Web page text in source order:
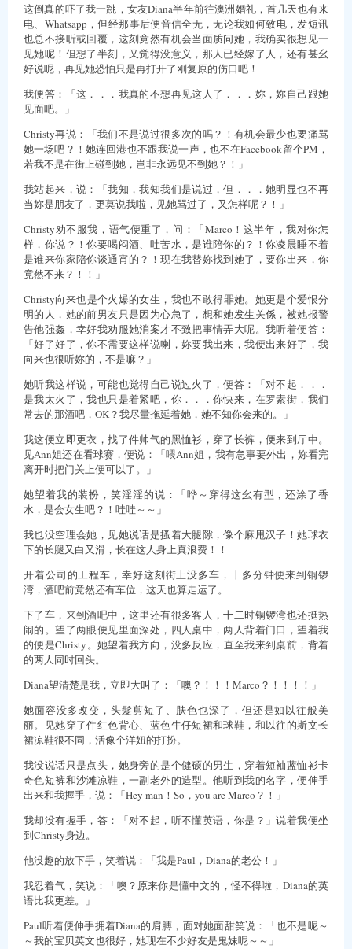
这倒真的吓了我一跳，女友Diana半年前往澳洲婚礼，首几天也有来
电、Whatsapp，但经那事后便音信全无，无论我如何致电，发短讯
也总不接听或回覆，这刻竟然有机会当面质问她，我确实很想见一
见她呢！但想了半刻，又觉得没意义，那人已经嫁了人，还有甚幺
好说呢，再见她恐怕只是再打开了刚复原的伤口吧！
我便答：「这．．．我真的不想再见这人了．．．妳，妳自己跟她
见面吧。」
Christy再说：「我们不是说过很多次的吗？！有机会最少也要痛骂
她一场吧？！她连回港也不跟我说一声，也不在Facebook留个PM，
若我不是在街上碰到她，岂非永远见不到她？！」
我站起来，说：「我知，我知我们是说过，但．．．她明显也不再
当妳是朋友了，更莫说我啦，见她骂过了，又怎样呢？！」
Christy劝不服我，语气便重了，问：「Marco！这半年，我对你怎
样，你说？！你要喝闷酒、吐苦水，是谁陪你的？！你凌晨睡不着
是谁来你家陪你谈通宵的？！现在我替妳找到她了，要你出来，你
竟然不来？！！」
Christy向来也是个火爆的女生，我也不敢得罪她。她更是个爱恨分
明的人，她的前男友只是因为心急了，想和她发生关係，被她报警
告他强姦，幸好我劝服她消案才不致把事情弄大呢。我听着便答：
「好了好了，你不需要这样说喇，妳要我出来，我便出来好了，我
向来也很听妳的，不是嘛？」
她听我这样说，可能也觉得自己说过火了，便答：「对不起．．．
是我太火了，我也只是着紧吧，你．．．你快来，在罗素街，我们
常去的那酒吧，OK？我尽量拖延着她，她不知你会来的。」
我这便立即更衣，找了件帅气的黑恤衫，穿了长裤，便来到厅中。
见Ann姐还在看球赛，便说：「喂Ann姐，我有急事要外出，妳看完
离开时把门关上便可以了。」
她望着我的装扮，笑淫淫的说：「哗～穿得这幺有型，还涂了香
水，是会女生吧？！哇哇～～」
我也没空理会她，见她说话是搔着大腿隙，像个麻甩汉子！她球衣
下的长腿又白又滑，长在这人身上真浪费！！
开着公司的工程车，幸好这刻街上没多车，十多分钟便来到铜锣
湾，酒吧前竟然还有车位，这天也算走运了。
下了车，来到酒吧中，这里还有很多客人，十二时铜锣湾也还挺热
闹的。望了两眼便见里面深处，四人桌中，两人背着门口，望着我
的便是Christy。她望着我方向，没多反应，直至我来到桌前，背着
的两人同时回头。
Diana望清楚是我，立即大叫了：「噢？！！！Marco？！！！！」
她面容没多改变，头髮剪短了、肤色也深了，但还是如以往般美
丽。见她穿了件红色背心、蓝色牛仔短裙和球鞋，和以往的斯文长
裙凉鞋很不同，活像个洋妞的打扮。
我没说话只是点头，她身旁的是个健硕的男生，穿着短袖蓝恤衫卡
奇色短裤和沙滩凉鞋，一副老外的造型。他听到我的名字，便伸手
出来和我握手，说：「Hey man！So，you are Marco？！」
我却没有握手，答：「对不起，听不懂英语，你是？」说着我便坐
到Christy身边。
他没趣的放下手，笑着说：「我是Paul，Diana的老公！」
我忍着气，笑说：「噢？原来你是懂中文的，怪不得啦，Diana的英
语比我更差。」
Paul听着便伸手拥着Diana的肩膊，面对她面甜笑说：「也不是呢～
～我的宝贝英文也很好，她现在不少好友是鬼妹呢～～」